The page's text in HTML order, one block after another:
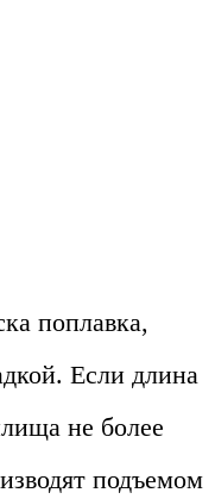
поплавка,
Если длина
не более
подъемом